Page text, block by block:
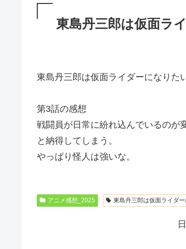
東島丹三郎は仮面ラ
東島丹三郎は仮面ライダーになりた
第3話の感想
戦闘員が日常に紛れ込んでいるのが
と納得してしまう。
やっぱり怪人は強いな。
アニメ感想_2025 東島丹三郎は仮面ライダ